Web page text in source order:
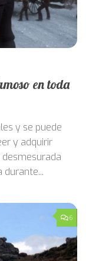
en toda
y se puede
y adquirir
durante...
6